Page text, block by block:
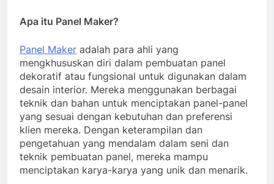
Apa itu Panel Maker?
Panel Maker adalah para ahli yang
mengkhususkan diri dalam pembuatan panel
dekoratif atau fungsional untuk digunakan dalam
desain interior. Mereka menggunakan berbagai
teknik dan bahan untuk menciptakan panel-panel
yang sesuai dengan kebutuhan dan preferensi
klien mereka. Dengan keterampilan dan
pengetahuan yang mendalam dalam seni dan
teknik pembuatan panel, mereka mampu
menciptakan karya-karya yang unik dan menarik.